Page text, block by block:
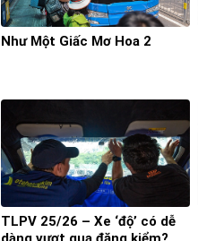
Như Một Giấc Mơ Hoa 2
TLPV 25/26 – Xe ‘độ’ có dễ